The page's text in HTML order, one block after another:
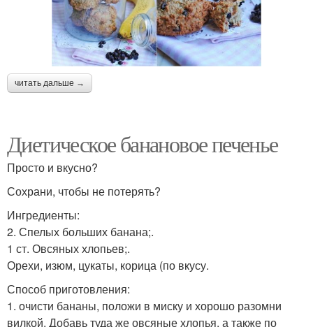
читать дальше →
Диетическое банановое печенье
Просто и вкусно?
Сохрани, чтобы не потерять?
Ингредиенты:
2. Спелых больших банана;.
1 ст. Овсяных хлопьев;.
Орехи, изюм, цукаты, корица (по вкусу.
Способ приготовления:
1. очисти бананы, положи в миску и хорошо разомни
вилкой. Добавь туда же овсяные хлопья, а также по